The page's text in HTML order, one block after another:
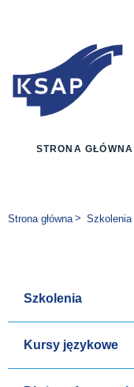
STRONA GŁÓWNA
Jesteś tutaj:
Strona główna Szkolenia
Szkolenia
Kursy językowe